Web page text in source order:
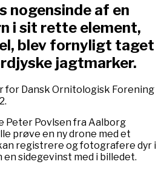
nogensinde af en
i sit rette element,
blev fornyligt taget
jagtmarker.
for Dansk Ornitologisk Forening
Peter Povlsen fra Aalborg
prøve en ny drone med et
registrere og fotografere dyr i
sidegevinst med i billedet.